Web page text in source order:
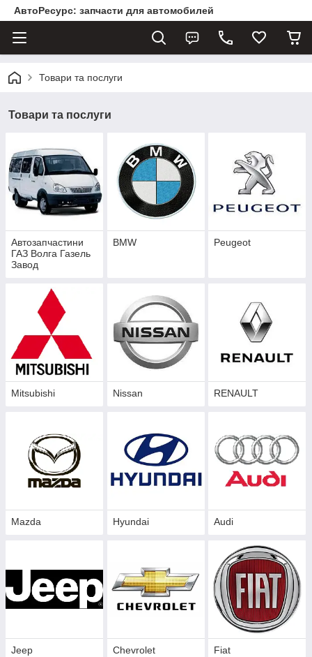
АвтоРесурс: запчасти для автомобилей
Товари та послуги
Товари та послуги
Автозапчастини
ГАЗ Волга Газель
Завод
BMW Peugeot
Mitsubishi Nissan RENAULT
Mazda Hyundai Audi
Jeep Chevrolet Fiat